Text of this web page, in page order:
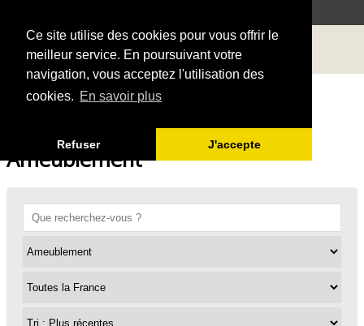
Ce site utilise des cookies pour vous offrir le
meilleur service. En poursuivant votre
navigation, vous acceptez l'utilisation des
cookies. En savoir plus
Refuser J'accepte
Ameublement